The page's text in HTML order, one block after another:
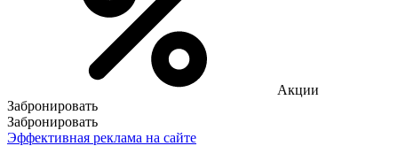
Акции
Забронировать
Забронировать
Эффективная реклама на сайте